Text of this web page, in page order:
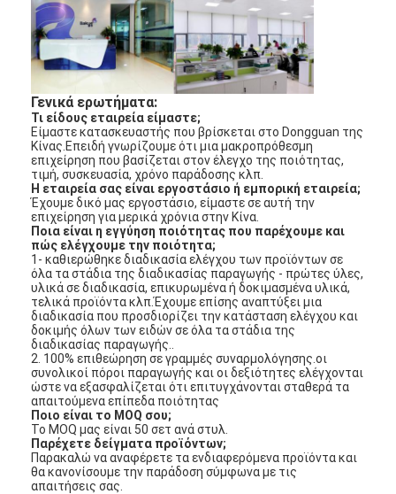
Γενικά ερωτήματα:
Τι είδους εταιρεία είμαστε;
Είμαστε κατασκευαστής που βρίσκεται στο Dongguan της
Κίνας.Επειδή γνωρίζουμε ότι μια μακροπρόθεσμη
επιχείρηση που βασίζεται στον έλεγχο της ποιότητας,
τιμή, συσκευασία, χρόνο παράδοσης κλπ.
Η εταιρεία σας είναι εργοστάσιο ή εμπορική εταιρεία;
Έχουμε δικό μας εργοστάσιο, είμαστε σε αυτή την
επιχείρηση για μερικά χρόνια στην Κίνα.
Ποια είναι η εγγύηση ποιότητας που παρέχουμε και
πώς ελέγχουμε την ποιότητα;
1- καθιερώθηκε διαδικασία ελέγχου των προϊόντων σε
όλα τα στάδια της διαδικασίας παραγωγής - πρώτες ύλες,
υλικά σε διαδικασία, επικυρωμένα ή δοκιμασμένα υλικά,
τελικά προϊόντα κλπ.Έχουμε επίσης αναπτύξει μια
διαδικασία που προσδιορίζει την κατάσταση ελέγχου και
δοκιμής όλων των ειδών σε όλα τα στάδια της
διαδικασίας παραγωγής..
2. 100% επιθεώρηση σε γραμμές συναρμολόγησης.οι
συνολικοί πόροι παραγωγής και οι δεξιότητες ελέγχονται
ώστε να εξασφαλίζεται ότι επιτυγχάνονται σταθερά τα
απαιτούμενα επίπεδα ποιότητας
Ποιο είναι το MOQ σου;
Το MOQ μας είναι 50 σετ ανά στυλ.
Παρέχετε δείγματα προϊόντων;
Παρακαλώ να αναφέρετε τα ενδιαφερόμενα προϊόντα και
θα κανονίσουμε την παράδοση σύμφωνα με τις
απαιτήσεις σας.